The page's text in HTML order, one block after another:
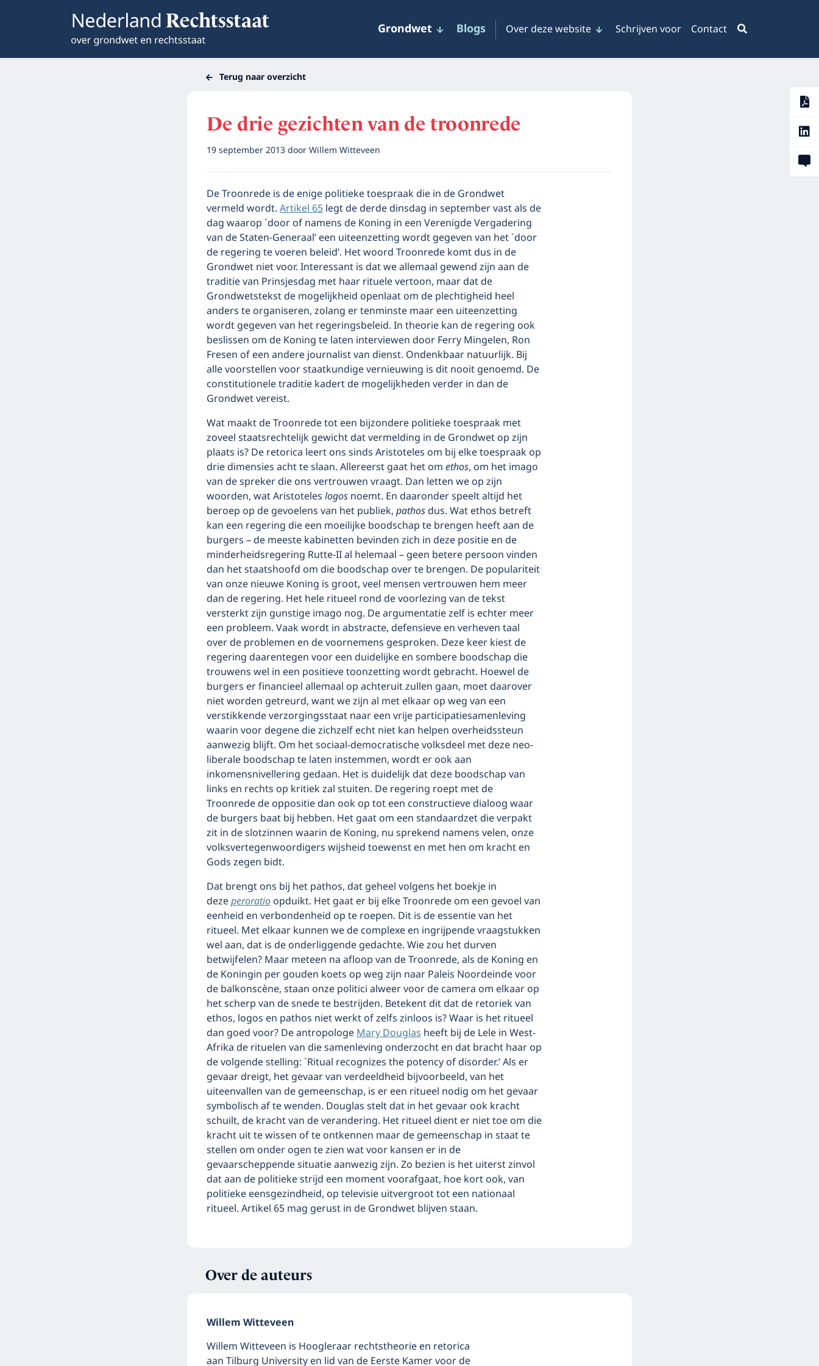
Grondwet Blogs Over deze website Schrijven voor Contact
Terug naar overzicht
De drie gezichten van de troonrede
19 september 2013doorWillem Witteveen
De Troonrede is de enige politieke toespraak die in de Grondwet
vermeld wordt.Artikel 65legt de derde dinsdag in september vast als de
dag waarop `door of namens de Koning in een Verenigde Vergadering
van de Staten-Generaal’ een uiteenzetting wordt gegeven van het `door
de regering te voeren beleid’. Het woord Troonrede komt dus in de
Grondwet niet voor. Interessant is dat we allemaal gewend zijn aan de
traditie van Prinsjesdag met haar rituele vertoon, maar dat de
Grondwetstekst de mogelijkheid openlaat om de plechtigheid heel
anders te organiseren, zolang er tenminste maar een uiteenzetting
wordt gegeven van het regeringsbeleid. In theorie kan de regering ook
beslissen om de Koning te laten interviewen door Ferry Mingelen, Ron
Fresen of een andere journalist van dienst. Ondenkbaar natuurlijk. Bij
alle voorstellen voor staatkundige vernieuwing is dit nooit genoemd. De
constitutionele traditie kadert de mogelijkheden verder in dan de
Grondwet vereist.
Wat maakt de Troonrede tot een bijzondere politieke toespraak met
zoveel staatsrechtelijk gewicht dat vermelding in de Grondwet op zijn
plaats is? De retorica leert ons sinds Aristoteles om bij elke toespraak op
drie dimensies acht te slaan. Allereerst gaat het omethos, om het imago
van de spreker die ons vertrouwen vraagt. Dan letten we op zijn
woorden, wat Aristoteleslogosnoemt. En daaronder speelt altijd het
beroep op de gevoelens van het publiek,pathosdus. Wat ethos betreft
kan een regering die een moeilijke boodschap te brengen heeft aan de
burgers – de meeste kabinetten bevinden zich in deze positie en de
minderheidsregering Rutte-II al helemaal – geen betere persoon vinden
dan het staatshoofd om die boodschap over te brengen. De populariteit
van onze nieuwe Koning is groot, veel mensen vertrouwen hem meer
dan de regering. Het hele ritueel rond de voorlezing van de tekst
versterkt zijn gunstige imago nog. De argumentatie zelf is echter meer
een probleem. Vaak wordt in abstracte, defensieve en verheven taal
over de problemen en de voornemens gesproken. Deze keer kiest de
regering daarentegen voor een duidelijke en sombere boodschap die
trouwens wel in een positieve toonzetting wordt gebracht. Hoewel de
burgers er financieel allemaal op achteruit zullen gaan, moet daarover
niet worden getreurd, want we zijn al met elkaar op weg van een
verstikkende verzorgingsstaat naar een vrije participatiesamenleving
waarin voor degene die zichzelf echt niet kan helpen overheidssteun
aanwezig blijft. Om het sociaal-democratische volksdeel met deze neo-
liberale boodschap te laten instemmen, wordt er ook aan
inkomensnivellering gedaan. Het is duidelijk dat deze boodschap van
links en rechts op kritiek zal stuiten. De regering roept met de
Troonrede de oppositie dan ook op tot een constructieve dialoog waar
de burgers baat bij hebben. Het gaat om een standaardzet die verpakt
zit in de slotzinnen waarin de Koning, nu sprekend namens velen, onze
volksvertegenwoordigers wijsheid toewenst en met hen om kracht en
Gods zegen bidt.
Dat brengt ons bij het pathos, dat geheel volgens het boekje in
dezeperoratioopduikt. Het gaat er bij elke Troonrede om een gevoel van
eenheid en verbondenheid op te roepen. Dit is de essentie van het
ritueel. Met elkaar kunnen we de complexe en ingrijpende vraagstukken
wel aan, dat is de onderliggende gedachte. Wie zou het durven
betwijfelen? Maar meteen na afloop van de Troonrede, als de Koning en
de Koningin per gouden koets op weg zijn naar Paleis Noordeinde voor
de balkonscène, staan onze politici alweer voor de camera om elkaar op
het scherp van de snede te bestrijden. Betekent dit dat de retoriek van
ethos, logos en pathos niet werkt of zelfs zinloos is? Waar is het ritueel
dan goed voor? De antropologeMary Douglasheeft bij de Lele in West-
Afrika de rituelen van die samenleving onderzocht en dat bracht haar op
de volgende stelling: `Ritual recognizes the potency of disorder.’ Als er
gevaar dreigt, het gevaar van verdeeldheid bijvoorbeeld, van het
uiteenvallen van de gemeenschap, is er een ritueel nodig om het gevaar
symbolisch af te wenden. Douglas stelt dat in het gevaar ook kracht
schuilt, de kracht van de verandering. Het ritueel dient er niet toe om die
kracht uit te wissen of te ontkennen maar de gemeenschap in staat te
stellen om onder ogen te zien wat voor kansen er in de
gevaarscheppende situatie aanwezig zijn. Zo bezien is het uiterst zinvol
dat aan de politieke strijd een moment voorafgaat, hoe kort ook, van
politieke eensgezindheid, op televisie uitvergroot tot een nationaal
ritueel. Artikel 65 mag gerust in de Grondwet blijven staan.
Over de auteurs
Willem Witteveen
Willem Witteveen is Hoogleraar rechtstheorie en retorica
aan Tilburg University en lid van de Eerste Kamer voor de